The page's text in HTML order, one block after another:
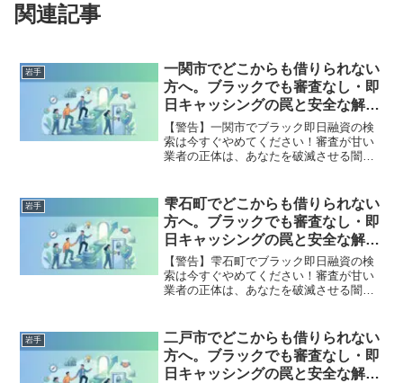
関連記事
岩手
一関市でどこからも借りられない
方へ。ブラックでも審査なし・即
日キャッシングの罠と安全な解決
策
【警告】一関市でブラック即日融資の検
索は今すぐやめてください！審査が甘い
業者の正体は、あなたを破滅させる闇金
市で違法業者を避け、借金地獄から抜け
出した方々の実体験と確実な解決策を完
全公開。
岩手
雫石町でどこからも借りられない
方へ。ブラックでも審査なし・即
日キャッシングの罠と安全な解決
策
【警告】雫石町でブラック即日融資の検
索は今すぐやめてください！審査が甘い
業者の正体は、あなたを破滅させる闇金
町で違法業者を避け、借金地獄から抜け
出した方々の実体験と確実な解決策を完
全公開。
岩手
二戸市でどこからも借りられない
方へ。ブラックでも審査なし・即
日キャッシングの罠と安全な解決